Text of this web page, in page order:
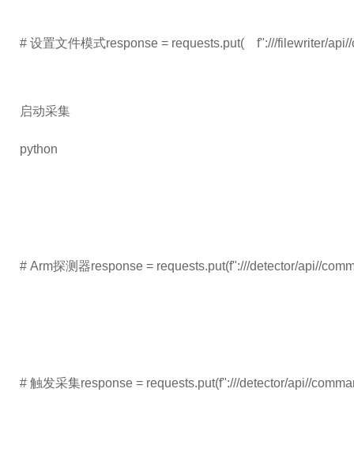
# 设置文件模式response = requests.put(    f":///filewriter/
启动采集
python
# Arm探测器response = requests.put(f":///detector/api//
# 触发采集response = requests.put(f":///detector/api//